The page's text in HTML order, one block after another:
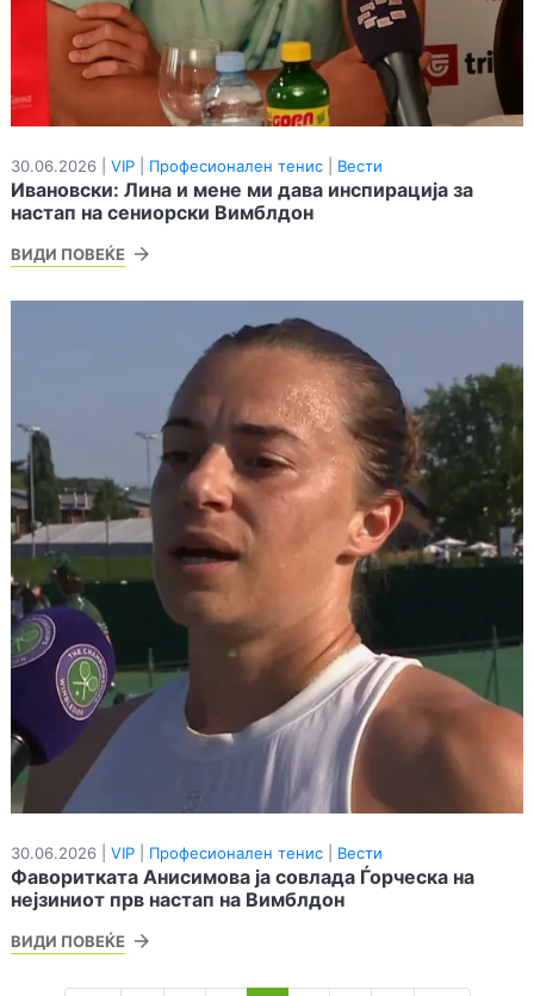
30.06.2026 | VIP Професионален тенис Вести
Ивановски: Лина и мене ми дава инспирација за
настап на сениорски Вимблдон
ВИДИ ПОВЕЌЕ
30.06.2026 | VIP Професионален тенис Вести
Фаворитката Анисимова ја совлада Ѓорческа на
нејзиниот прв настап на Вимблдон
ВИДИ ПОВЕЌЕ